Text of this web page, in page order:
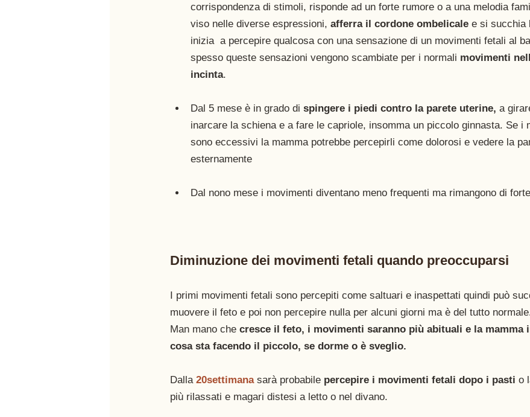
corrispondenza di stimoli, risponde ad un forte rumore o a una melodia
viso nelle diverse espressioni, afferra il cordone ombelicale e si succhia
inizia  a percepire qualcosa con una sensazione di un movimenti fetali al
spesso queste sensazioni vengono scambiate per i normali movimenti
incinta.
Dal 5 mese è in grado di spingere i piedi contro la parete uterine, a
inarcare la schiena e a fare le capriole, insomma un piccolo ginnasta. Se i
sono eccessivi la mamma potrebbe percepirli come dolorosi e vedere la
esternamente
Dal nono mese i movimenti diventano meno frequenti ma rimangono di
Diminuzione dei movimenti fetali quando preoccuparsi
I primi movimenti fetali sono percepiti come saltuari e inaspettati quindi può
muovere il feto e poi non percepire nulla per alcuni giorni ma è del tutto
Man mano che cresce il feto, i movimenti saranno più abituali e la mamma
cosa sta facendo il piccolo, se dorme o è sveglio.
Dalla 20settimana sarà probabile percepire i movimenti fetali dopo i pasti o
più rilassati e magari distesi a letto o nel divano.